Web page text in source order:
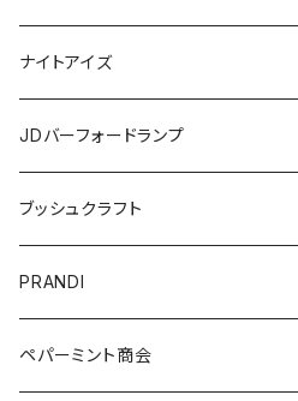
ナイトアイズ
JDバーフォードランプ
ブッシュクラフト
PRANDI
ペパーミント商会